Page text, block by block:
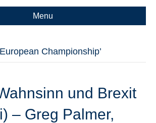
Menu
Championship’
und Brexit
– Greg Palmer,